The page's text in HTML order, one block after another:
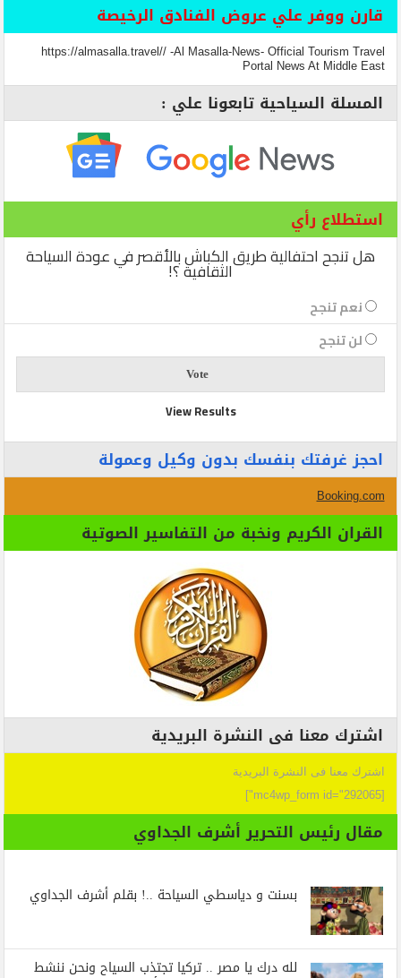
قارن ووفر علي عروض الفنادق الرخيصة
https://almasalla.travel// -Al Masalla-News- Official Tourism Travel
Portal News At Middle East
المسلة السياحية تابعونا علي :
استطلاع رأي
هل تنجح احتفالية طريق الكباش بالأقصر في عودة السياحة
الثقافية ؟!
نعم تنجح
لن تنجح
View Results
احجز غرفتك بنفسك بدون وكيل وعمولة
Booking.com
القران الكريم ونخبة من التفاسير الصوتية
اشترك معنا فى النشرة البريدية
اشترك معنا فى النشرة البريدية
[mc4wp_form id="292065"]
مقال رئيس التحرير أشرف الجداوي
بسنت و دياسطي السياحة ..! بقلم أشرف الجداوي
لله درك يا مصر .. تركيا تجتذب السياح ونحن ننشط